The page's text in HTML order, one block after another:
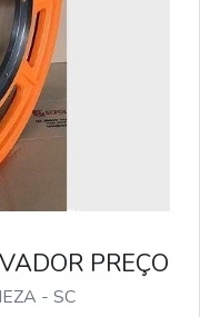
PREÇO
- SC